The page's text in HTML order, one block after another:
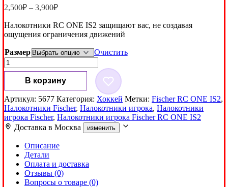
2,500₽ – 3,900₽Диапазон
2,500₽
–
Налокотники RC ONE IS2 защищают вас, не создавая
ощущения ограничения движений
Размер
Очистить
Количество
товара
Налокотники
игрока
Fischer
RC
ONE
IS2
В корзину
Артикул: 5677 Категория: Хоккей Метки: Fischer RC ONE IS2,
Налокотники Fischer, Налокотники игрока, Налокотники
игрока Fischer, Налокотники игрока Fischer RC ONE IS2
Доставка в Москва изменить
Описание
Детали
Оплата и доставка
Отзывы (0)
Вопросы о товаре (0)